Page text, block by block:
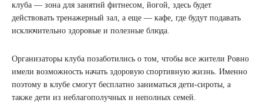
клуба — зона для занятий фитнесом, йогой, здесь будет
действовать тренажерный зал, а еще — кафе, где будут подавать
исключительно здоровые и полезные блюда.
Организаторы клуба позаботились о том, чтобы все жители Ровно
имели возможность начать здоровую спортивную жизнь. Именно
поэтому в клубе смогут бесплатно заниматься дети-сироты, а
также дети из неблагополучных и неполных семей.